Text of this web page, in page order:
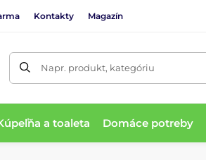
Kontakty Magazín
Napr. produkt, kategóriu
a toaleta Domáce potreby